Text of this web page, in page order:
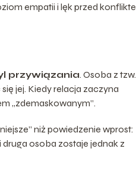
empatii i lęk przed
przywiązania. Osoba z tzw.
jej. Kiedy relacja zaczyna
„zdemaskowanym”.
niż powiedzenie wprost:
druga osoba zostaje jednak z